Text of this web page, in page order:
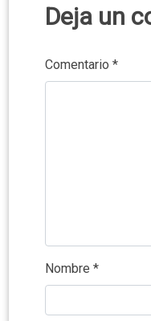
Deja un
Comentario *
Nombre *